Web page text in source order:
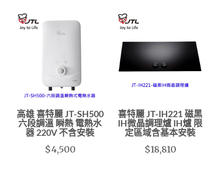
高雄 喜特麗 JT-SH500
六段調溫 瞬熱 電熱水
器 220V 不含安裝
$4,500
喜特麗 JT-IH221 磁黑
IH微晶調理爐 IH爐 限
定區域含基本安裝
$18,810